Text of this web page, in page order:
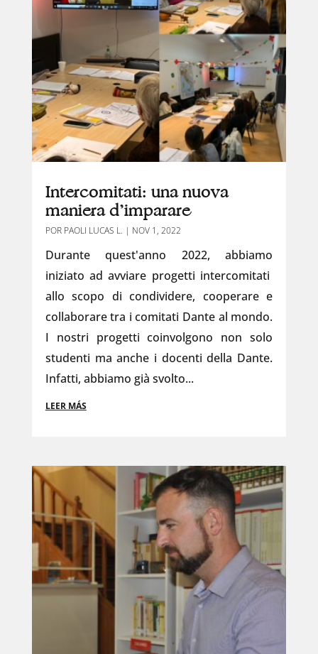
Intercomitati: una nuova
maniera d’imparare
POR PAOLI LUCAS L. | NOV 1, 2022
Durante quest'anno 2022, abbiamo
iniziato ad avviare progetti intercomitati
allo scopo di condividere, cooperare e
collaborare tra i comitati Dante al mondo.
I nostri progetti coinvolgono non solo
studenti ma anche i docenti della Dante.
Infatti, abbiamo già svolto...
LEER MÁS